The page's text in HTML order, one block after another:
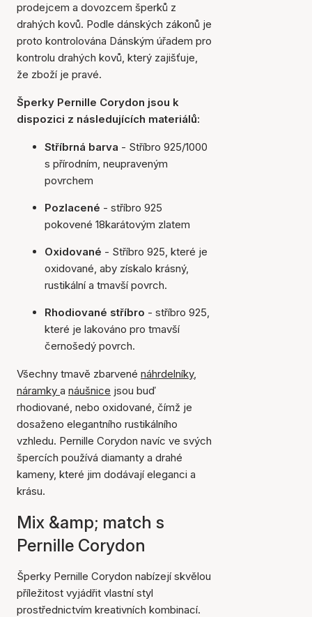
prodejcem a dovozcem šperků z
drahých kovů. Podle dánských zákonů je
proto kontrolována Dánským úřadem pro
kontrolu drahých kovů, který zajišťuje,
že zboží je pravé.
Šperky Pernille Corydon jsou k
dispozici z následujících materiálů:
Stříbrná barva - Stříbro 925/1000
s přírodním, neupraveným
povrchem
Pozlacené - stříbro 925
pokovené 18karátovým zlatem
Oxidované - Stříbro 925, které je
oxidované, aby získalo krásný,
rustikální a tmavší povrch.
Rhodiované stříbro - stříbro 925,
které je lakováno pro tmavší
černošedý povrch.
Všechny tmavě zbarvené náhrdelníky,
náramky a náušnice jsou buď
rhodiované, nebo oxidované, čímž je
dosaženo elegantního rustikálního
vzhledu. Pernille Corydon navíc ve svých
špercích používá diamanty a drahé
kameny, které jim dodávají eleganci a
krásu.
Mix &amp; match s
Pernille Corydon
Šperky Pernille Corydon nabízejí skvělou
příležitost vyjádřit vlastní styl
prostřednictvím kreativních kombinací.